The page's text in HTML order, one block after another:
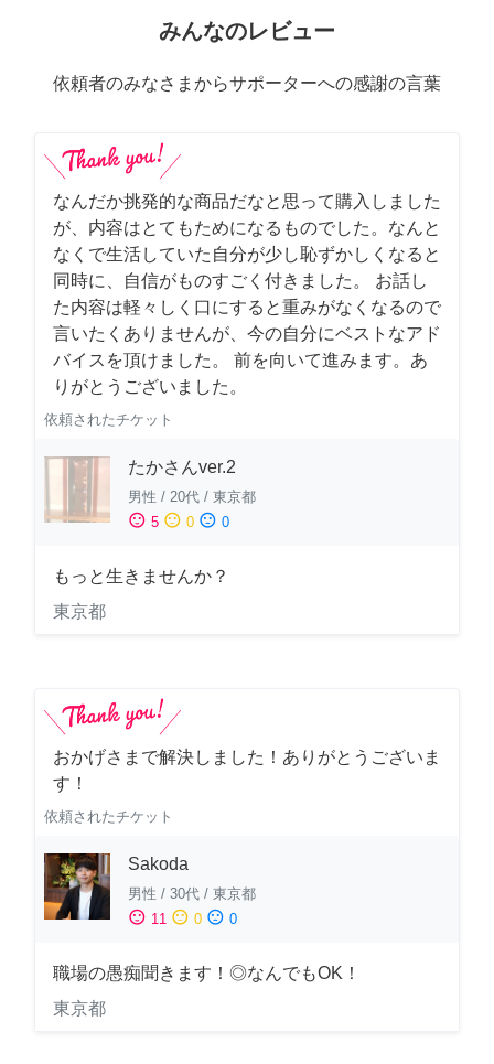
みんなのレビュー
依頼者のみなさまからサポーターへの感謝の言葉
なんだか挑発的な商品だなと思って購入しました
が、内容はとてもためになるものでした。なんと
なくで生活していた自分が少し恥ずかしくなると
同時に、自信がものすごく付きました。 お話し
た内容は軽々しく口にすると重みがなくなるので
言いたくありませんが、今の自分にベストなアド
バイスを頂けました。 前を向いて進みます。あ
りがとうございました。
依頼されたチケット
たかさんver.2
男性 / 20代 / 東京都
sentiment_satisfied 5 sentiment_neutral 0 sentiment_dissatisfied 0
もっと生きませんか？
東京都
おかげさまで解決しました！ありがとうございま
す！
依頼されたチケット
Sakoda
男性 / 30代 / 東京都
sentiment_satisfied 11 sentiment_neutral 0 sentiment_dissatisfied 0
職場の愚痴聞きます！◎なんでもOK！
東京都